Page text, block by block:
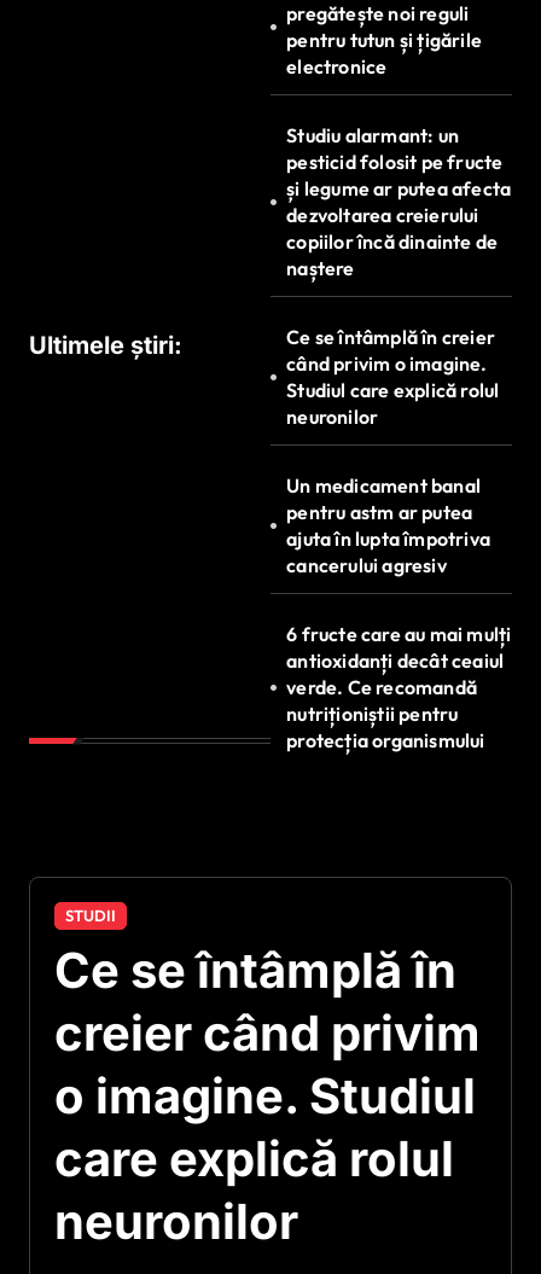
Ultimele știri:
pregătește noi reguli
pentru tutun și țigările
electronice
Studiu alarmant: un
pesticid folosit pe fructe
și legume ar putea afecta
dezvoltarea creierului
copiilor încă dinainte de
naștere
Ce se întâmplă în creier
când privim o imagine.
Studiul care explică rolul
neuronilor
Un medicament banal
pentru astm ar putea
ajuta în lupta împotriva
cancerului agresiv
6 fructe care au mai mulți
antioxidanți decât ceaiul
verde. Ce recomandă
nutriționiștii pentru
protecția organismului
STUDII
Ce se întâmplă în
creier când privim
o imagine. Studiul
care explică rolul
neuronilor